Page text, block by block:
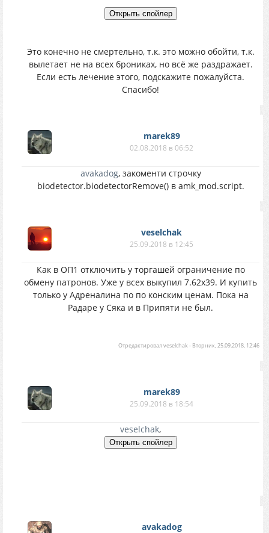
Это конечно не смертельно, т.к. это можно обойти, т.к.
вылетает не на всех брониках, но всё же раздражает.
Если есть лечение этого, подскажите пожалуйста.
Спасибо!
marek89
02.08.2018 в 06:52
avakadog, закоменти строчку
biodetector.biodetectorRemove() в amk_mod.script.
veselchak
25.09.2018 в 12:45
Как в ОП1 отключить у торгашей ограничение по
обмену патронов. Уже у всех выкупил 7.62х39. И купить
только у Адреналина по по конским ценам. Пока на
Радаре у Сяка и в Припяти не был.
Отредактировалveselchak- Вторник, 25.09.2018, 12:46
marek89
25.09.2018 в 18:54
veselchak,
avakadog